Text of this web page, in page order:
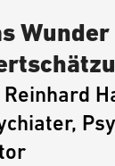
Reinhard